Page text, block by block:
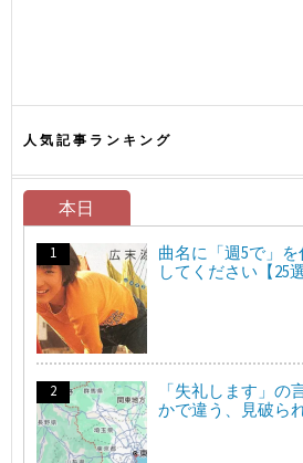
人気記事ランキング
本日
曲名に「週5で」
してください【25選
「失礼します」の
かで違う、見破ら